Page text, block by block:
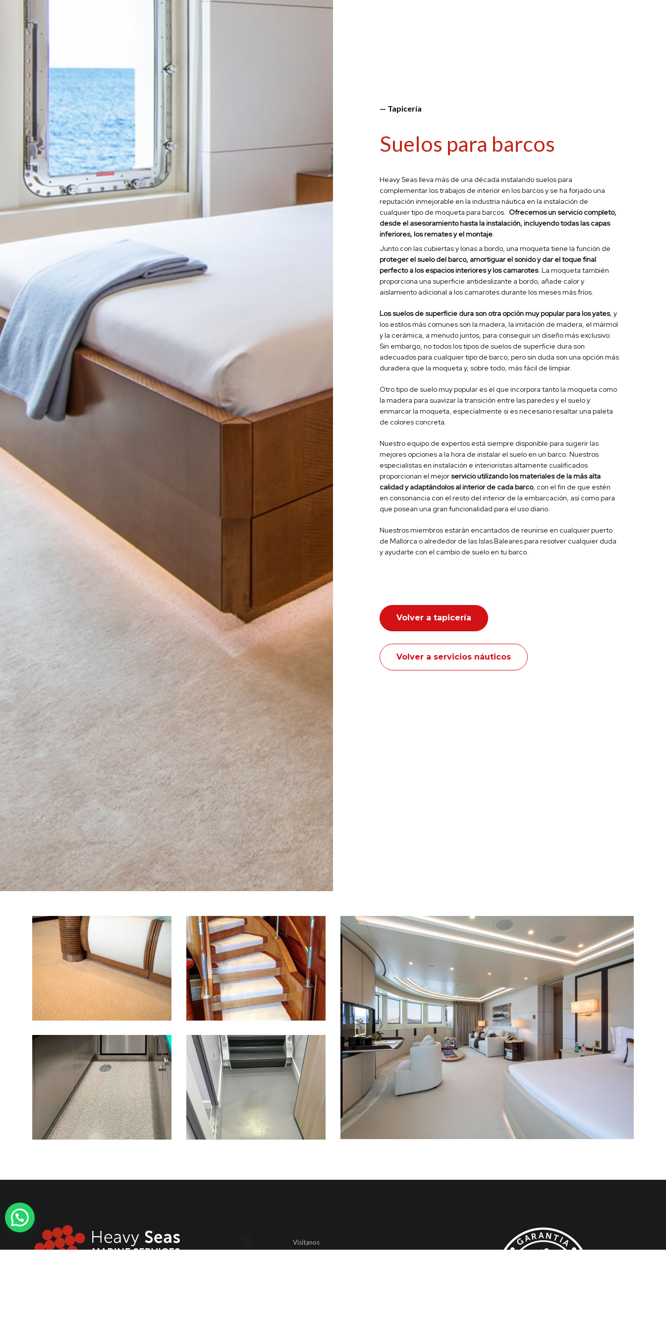
— Tapicería
Suelos para barcos
Heavy Seas lleva más de una década instalando suelos para
complementar los trabajos deinterior en los barcosy se ha forjado una
reputación inmejorable en la industria náutica en la instalación de
cualquier tipo demoqueta para barcos
Ofrecemos un servicio completo,
desde el asesoramiento hasta la instalación, incluyendo todas las capas
inferiores, los remates y el montaje
Junto con las cubiertas y lonas a bordo, una moqueta tiene la función de
proteger el suelo del barco, amortiguar el sonido y dar el toque final
perfecto a los espacios interiores y los camarotes. La moqueta también
proporciona una superficie antideslizante a bordo, añade calor y
aislamiento adicional a los camarotes durante los meses más fríos.
Los suelos de superficie dura son otra opción muy popular para los yates, y
los estilos más comunes son la madera, la imitación de madera, el mármol
y la cerámica, a menudo juntos, para conseguir un diseño más exclusivo.
Sin embargo, no todos los tipos de suelos de superficie dura son
adecuados para cualquier tipo de barco, pero sin duda son una opción más
duradera que la moqueta y, sobre todo, más fácil de limpiar.
Otro tipo de suelo muy popular es el que incorpora tanto la moqueta como
la madera para suavizar la transición entre las paredes y el suelo y
enmarcar la moqueta, especialmente si es necesario resaltar una paleta
de colores concreta.
Nuestro equipo de expertos está siempre disponible para sugerir las
mejores opciones a la hora de instalar el suelo en un barco. Nuestros
especialistas en instalación e interioristas altamente cualificados
proporcionan el mejorservicio utilizando los materiales de la más alta
calidad y adaptándolos al interior de cada barco, con el fin de que estén
en consonancia con el resto del interior de la embarcación, así como para
que posean una gran funcionalidad para el uso diario.
Nuestros miembros estarán encantados de reunirse en cualquier puerto
de Mallorca o alrededor de las Islas Baleares para resolver cualquier duda
y ayudarte con el cambio de suelo en tu barco.
Volver a tapicería
Volver a servicios náuticos
Visítanos